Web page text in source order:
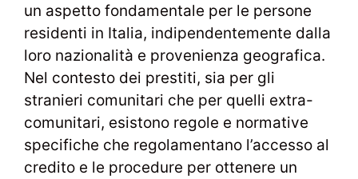
un aspetto fondamentale per le persone
residenti in Italia, indipendentemente dalla
loro nazionalità e provenienza geografica.
Nel contesto dei prestiti, sia per gli
stranieri comunitari che per quelli extra-
comunitari, esistono regole e normative
specifiche che regolamentano l’accesso al
credito e le procedure per ottenere un